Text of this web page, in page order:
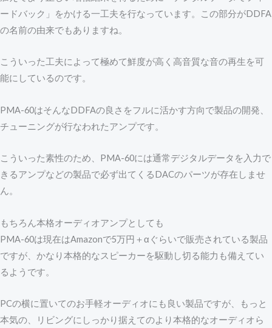
ードバック」をかける一工夫を行なっています。この部分がDDFA
の名前の由来でもありますね。
こういった工夫によって極めて鮮度が高く高音質な音の再生を可
能にしているのです。
PMA-60はそんなDDFAの良さをフルに活かす方向で製品の開発、
チューニングが行なわれたアンプです。
こういった素性のため、PMA-60には通常デジタルデータを入力で
きるアンプなどの製品で必ず出てくるDACのパーツが存在しませ
ん。
もちろん本格オーディオアンプとしても
PMA-60は現在はAmazonで5万円＋αぐらいで販売されている製品
ですが、かなり本格的なスピーカーを駆動し切る能力も備えてい
るようです。
PCの横に置いてのお手軽オーディオにも良い製品ですが、もっと
本気の、リビングにしっかり据えてのより本格的なオーディオら